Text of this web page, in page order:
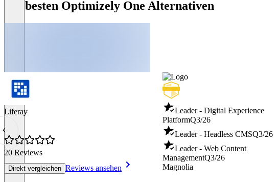
Die besten Optimizely One Alternativen
Liferay
20 Reviews
Direkt vergleichen Reviews ansehen
Leader - Digital Experience
PlatformQ3/26
Leader - Headless CMSQ3/26
Leader - Web Content
ManagementQ3/26
Magnolia